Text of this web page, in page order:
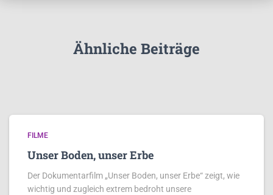
Ähnliche Beiträge
FILME
Unser Boden, unser Erbe
Der Dokumentarfilm „Unser Boden, unser Erbe“ zeigt, wie
wichtig und zugleich extrem bedroht unsere